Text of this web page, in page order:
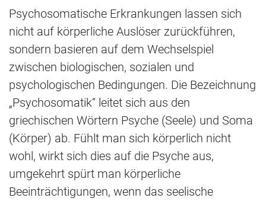
Psychosomatische Erkrankungen lassen sich
nicht auf körperliche Auslöser zurückführen,
sondern basieren auf dem Wechselspiel
zwischen biologischen, sozialen und
psychologischen Bedingungen. Die Bezeichnung
„Psychosomatik“ leitet sich aus den
griechischen Wörtern Psyche (Seele) und Soma
(Körper) ab. Fühlt man sich körperlich nicht
wohl, wirkt sich dies auf die Psyche aus,
umgekehrt spürt man körperliche
Beeinträchtigungen, wenn das seelische